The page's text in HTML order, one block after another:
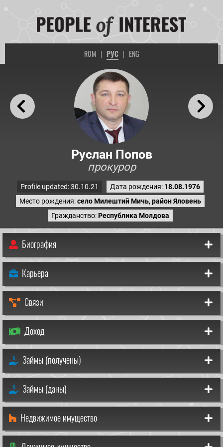
ROM | РУС | ENG
Руслан Попов
прокурор
Profile updated: 30.10.21 Дата рождения: 18.08.1976
Место рождения:село Милештий Мичь, район Яловень
Гражданство:Республика Молдова
Биография
Карьера
Связи
Доход
Займы (получены)
Займы (даны)
Недвижимое имущество